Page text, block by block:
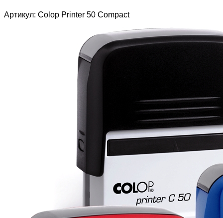
Артикул: Colop Printer 50 Compact